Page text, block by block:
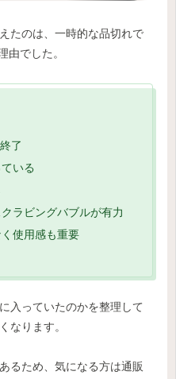
たのは、一時的な品切れで
由でした。
了
いる
ラビングバブルが有力
使用感も重要
入っていたのかを整理して
なります。
るため、気になる方は通販